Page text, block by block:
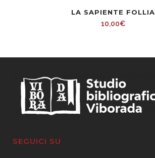
LA SAPIENTE FOLLIA
10,00€
SEGUICI SU